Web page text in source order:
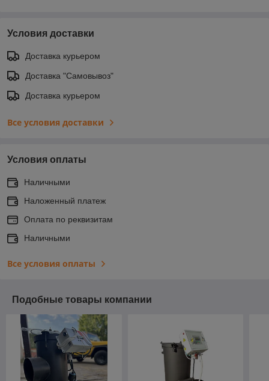
Условия доставки
Доставка курьером
Доставка "Самовывоз"
Доставка курьером
Все условия доставки
Условия оплаты
Наличными
Наложенный платеж
Оплата по реквизитам
Наличными
Все условия оплаты
Подобные товары компании